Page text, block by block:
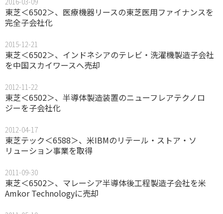
東芝＜6502＞、医療機器リースの東芝医用ファイナンスを
完全子会社化
2015-12-21
東芝＜6502＞、インドネシアのテレビ・洗濯機製造子会社
を中国スカイワースへ売却
2012-11-22
東芝＜6502＞、半導体製造装置のニューフレアテクノロ
ジーを子会社化
2012-04-17
東芝テック＜6588＞、米IBMのリテール・ストア・ソ
リューション事業を取得
2011-09-30
東芝＜6502＞、マレーシア半導体後工程製造子会社を米
Amkor Technologyに売却